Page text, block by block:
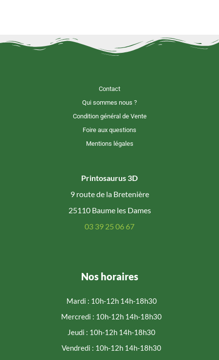
Contact
Qui sommes nous ?
Condition général de Vente
Foire aux questions
Mentions légales
Printosaurus 3D
9 route de la Bretenière
25110 Baume les Dames
03 39 25 06 67
Nos horaires
Mardi : 10h-12h 14h-18h30
Mercredi : 10h-12h 14h-18h30
Jeudi : 10h-12h 14h-18h30
Vendredi : 10h-12h 14h-18h30